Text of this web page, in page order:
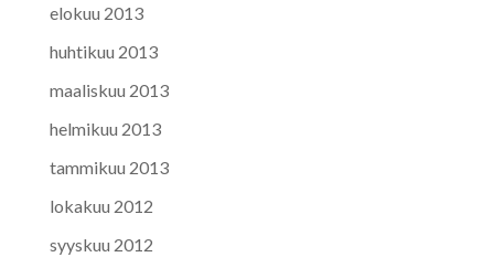
elokuu 2013
huhtikuu 2013
maaliskuu 2013
helmikuu 2013
tammikuu 2013
lokakuu 2012
syyskuu 2012